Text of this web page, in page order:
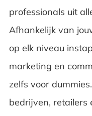
professionals uit
Afhankelijk van
op elk niveau
marketing en
zelfs voor
bedrijven, retailers